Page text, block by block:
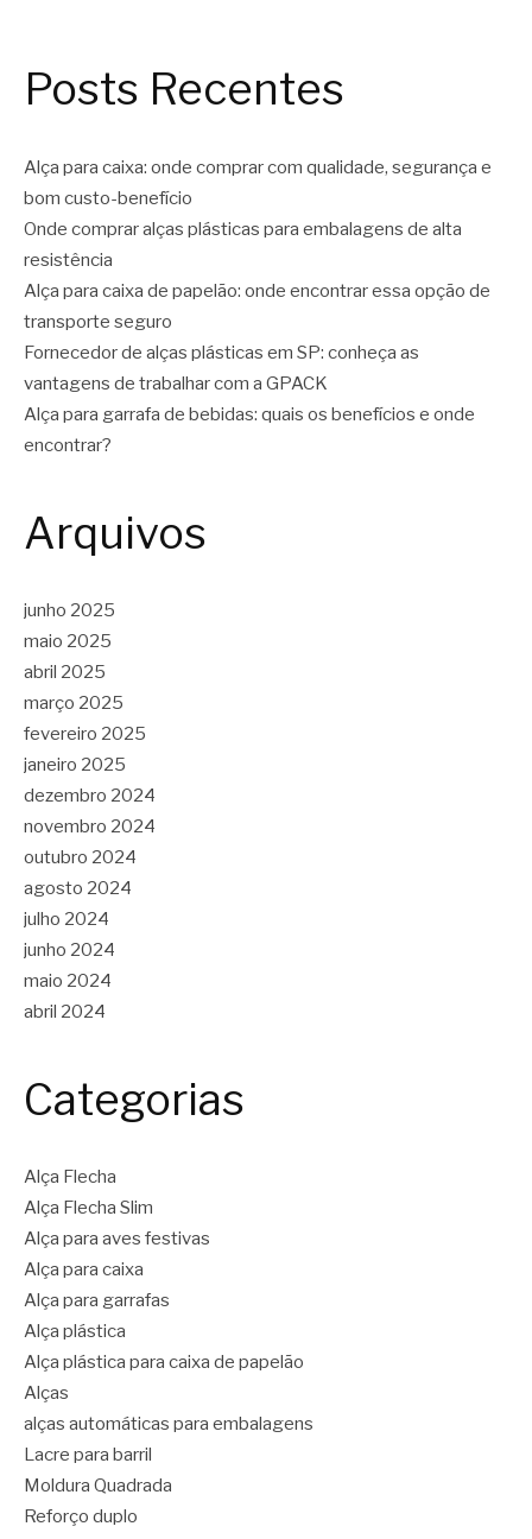
Posts Recentes
Alça para caixa: onde comprar com qualidade, segurança e
bom custo-benefício
Onde comprar alças plásticas para embalagens de alta
resistência
Alça para caixa de papelão: onde encontrar essa opção de
transporte seguro
Fornecedor de alças plásticas em SP: conheça as
vantagens de trabalhar com a GPACK
Alça para garrafa de bebidas: quais os benefícios e onde
encontrar?
Arquivos
junho 2025
maio 2025
abril 2025
março 2025
fevereiro 2025
janeiro 2025
dezembro 2024
novembro 2024
outubro 2024
agosto 2024
julho 2024
junho 2024
maio 2024
abril 2024
Categorias
Alça Flecha
Alça Flecha Slim
Alça para aves festivas
Alça para caixa
Alça para garrafas
Alça plástica
Alça plástica para caixa de papelão
Alças
alças automáticas para embalagens
Lacre para barril
Moldura Quadrada
Reforço duplo